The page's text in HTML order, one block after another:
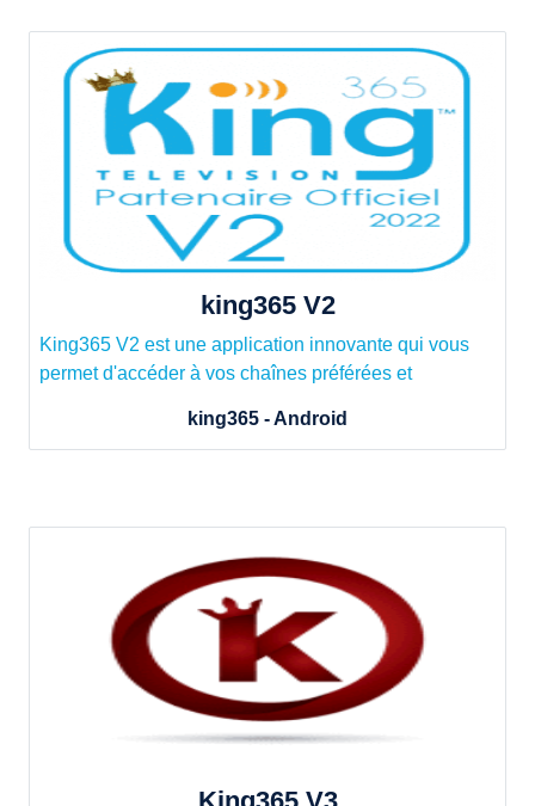
king365 V2
King365 V2 est une application innovante qui vous
permet d'accéder à vos chaînes préférées et
king365 - Android